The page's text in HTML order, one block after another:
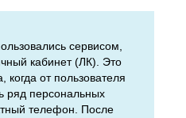
сервисом,
кабинет (ЛК). Это
когда от пользователя
ряд персональных
телефон. После